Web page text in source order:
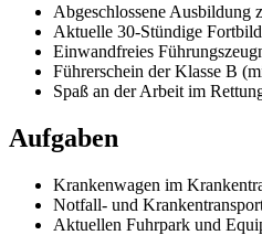
Abgeschlossene Ausbildung
Aktuelle 30-Stündige
Einwandfreies
Führerschein der Klasse B
Spaß an der Arbeit im
Aufgaben
Krankenwagen im
Notfall- und
Aktuellen Fuhrpark und